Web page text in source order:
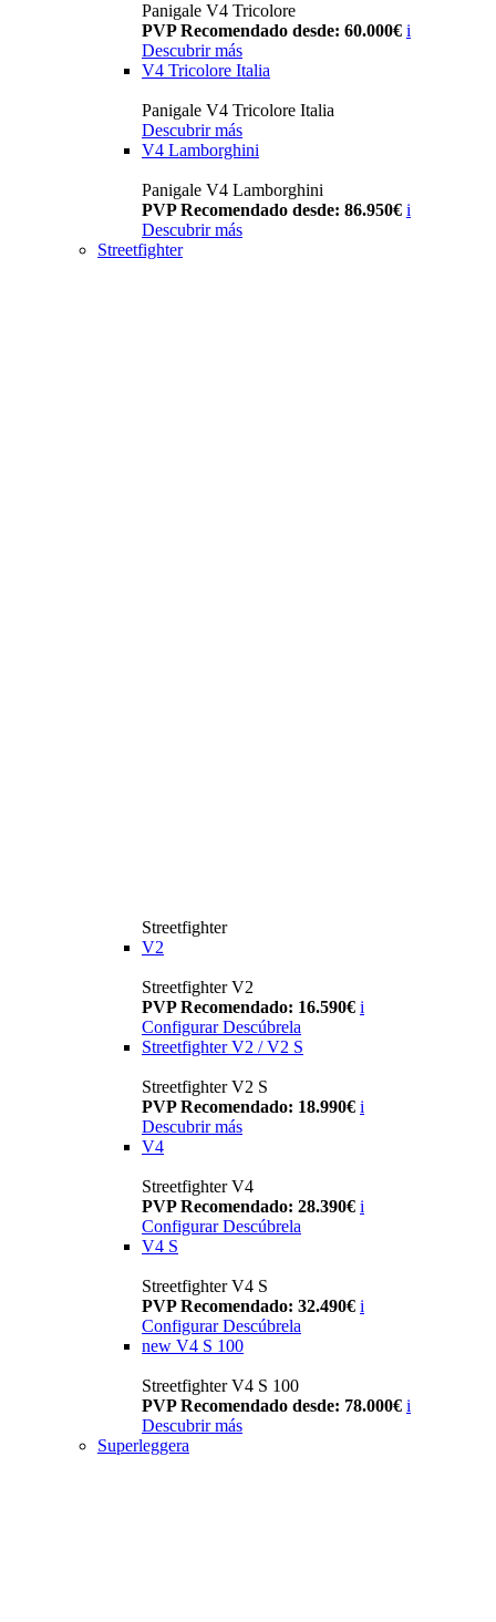
Panigale V4 Tricolore
PVP Recomendado desde: 60.000€ i
Descubrir más
V4 Tricolore Italia
Panigale V4 Tricolore Italia
Descubrir más
V4 Lamborghini
Panigale V4 Lamborghini
PVP Recomendado desde: 86.950€ i
Descubrir más
Streetfighter
Streetfighter
V2
Streetfighter V2
PVP Recomendado: 16.590€ i
Configurar Descúbrela
Streetfighter V2 / V2 S
Streetfighter V2 S
PVP Recomendado: 18.990€ i
Descubrir más
V4
Streetfighter V4
PVP Recomendado: 28.390€ i
Configurar Descúbrela
V4 S
Streetfighter V4 S
PVP Recomendado: 32.490€ i
Configurar Descúbrela
new V4 S 100
Streetfighter V4 S 100
PVP Recomendado desde: 78.000€ i
Descubrir más
Superleggera